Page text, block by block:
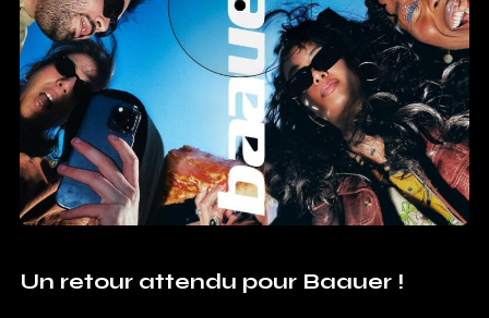
Un retour attendu pour Baauer !